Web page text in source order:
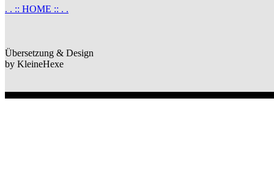
. . :: HOME :: . .
Übersetzung & Design
by KleineHexe